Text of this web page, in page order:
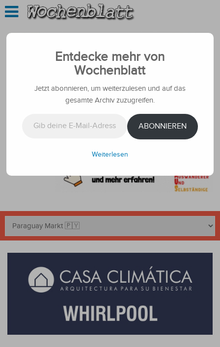
Entdecke mehr von
Wochenblatt
Jetzt abonnieren, um weiterzulesen und auf das
gesamte Archiv zuzugreifen.
ABONNIEREN
Weiterlesen